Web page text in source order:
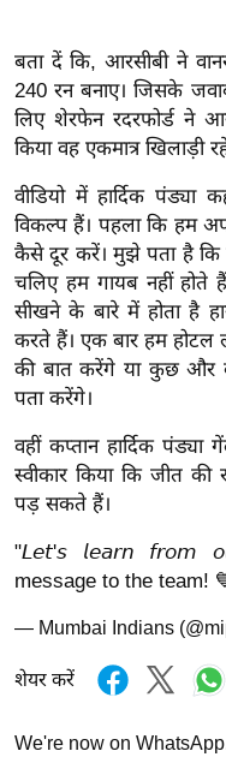
सा
ल
श
ख्सि
य
त
यं
ग
इं
डि
या
सा
हि
त्य
ज
टो
व
न्यू
बता दें कि, आरसीबी ने
240 रन बनाए। जिसके
लिए शेरफेन रदरफोर्ड ने
किया वह एकमात्र खिलाड़ी
वीडियो में हार्दिक
विकल्प हैं। पहला कि हम
कैसे दूर करें। मुझे पता है कि
चलिए हम गायब नहीं
सीखने के बारे में होता है
करते हैं। एक बार हम होटल
की बात करेंगे या कुछ और
पता करेंगे।
वहीं कप्तान हार्दिक पंड्या
स्वीकार किया कि जीत
पड़ सकते हैं।
"𝘓𝘦𝘵'𝘴 𝘭𝘦𝘢𝘳𝘯 𝘧𝘳𝘰𝘮
message to the team!
— Mumbai Indians
शेयर करें
We're now on